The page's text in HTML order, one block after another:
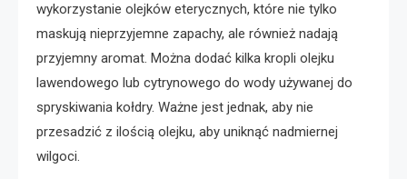
wykorzystanie olejków eterycznych, które nie tylko
maskują nieprzyjemne zapachy, ale również nadają
przyjemny aromat. Można dodać kilka kropli olejku
lawendowego lub cytrynowego do wody używanej do
spryskiwania kołdry. Ważne jest jednak, aby nie
przesadzić z ilością olejku, aby uniknąć nadmiernej
wilgoci.